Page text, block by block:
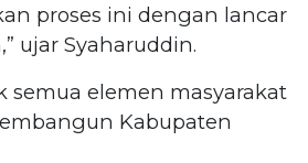
proses ini dengan lancar
ujar Syaharuddin.
semua elemen masyarakat
Kabupaten